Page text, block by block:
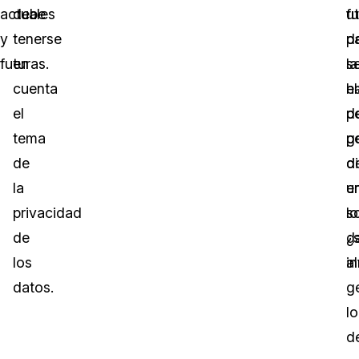
actuales
y
futuras.
debe
tenerse
en
cuenta
el
tema
de
la
privacidad
de
los
datos.
la
lo